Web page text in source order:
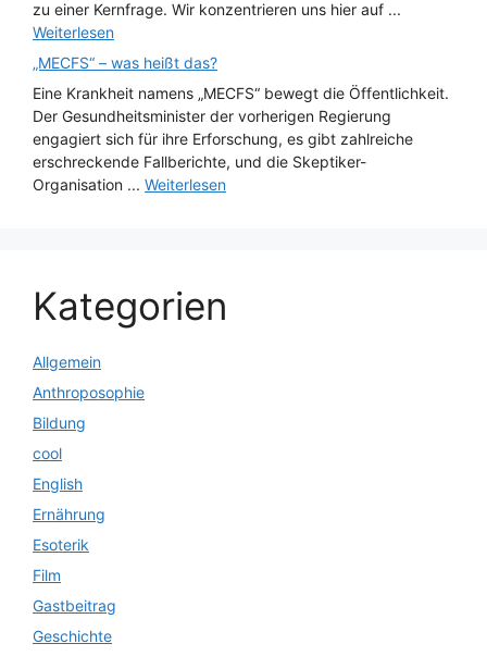
zu einer Kernfrage. Wir konzentrieren uns hier auf ...
Weiterlesen
„MECFS“ – was heißt das?
Eine Krankheit namens „MECFS“ bewegt die Öffentlichkeit.
Der Gesundheitsminister der vorherigen Regierung
engagiert sich für ihre Erforschung, es gibt zahlreiche
erschreckende Fallberichte, und die Skeptiker-
Organisation ... Weiterlesen
Kategorien
Allgemein
Anthroposophie
Bildung
cool
English
Ernährung
Esoterik
Film
Gastbeitrag
Geschichte